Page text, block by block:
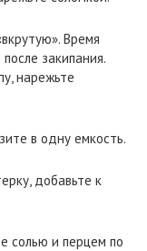
Время
закипания.
нарежьте
в одну емкость.
добавьте к
солью и перцем по